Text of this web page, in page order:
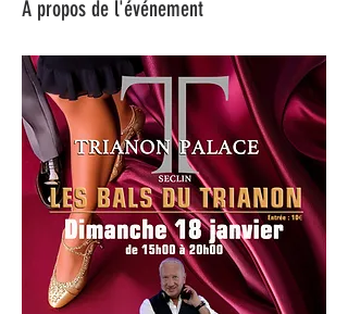
À propos de l'événement